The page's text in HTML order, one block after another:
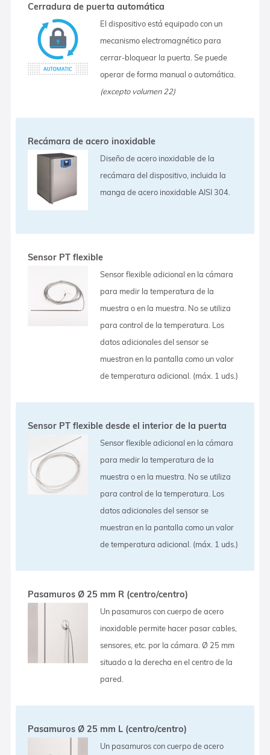
Cerradura de puerta automática
El dispositivo está equipado con un
mecanismo electromagnético para
cerrar-bloquear la puerta. Se puede
operar de forma manual o automática.
(excepto volumen 22)
Recámara de acero inoxidable
Diseño de acero inoxidable de la
recámara del dispositivo, incluida la
manga de acero inoxidable AISI 304.
Sensor PT flexible
Sensor flexible adicional en la cámara
para medir la temperatura de la
muestra o en la muestra. No se utiliza
para control de la temperatura. Los
datos adicionales del sensor se
muestran en la pantalla como un valor
de temperatura adicional. (máx. 1 uds.)
Sensor PT flexible desde el interior de la puerta
Sensor flexible adicional en la cámara
para medir la temperatura de la
muestra o en la muestra. No se utiliza
para control de la temperatura. Los
datos adicionales del sensor se
muestran en la pantalla como un valor
de temperatura adicional. (máx. 1 uds.)
Pasamuros Ø 25 mm R (centro/centro)
Un pasamuros con cuerpo de acero
inoxidable permite hacer pasar cables,
sensores, etc. por la cámara. Ø 25 mm
situado a la derecha en el centro de la
pared.
Pasamuros Ø 25 mm L (centro/centro)
Un pasamuros con cuerpo de acero